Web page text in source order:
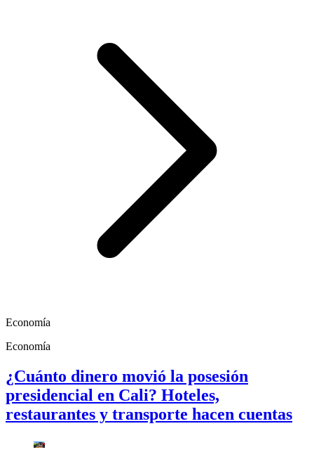
Economía
Economía
¿Cuánto dinero movió la posesión
presidencial en Cali? Hoteles,
restaurantes y transporte hacen cuentas